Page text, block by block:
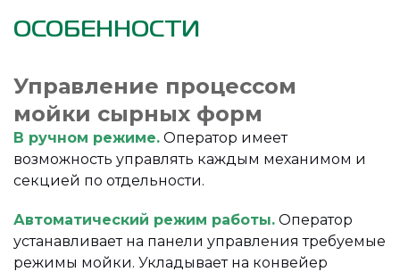
ОСОБЕННОСТИ
Управление процессом
мойки сырных форм
В ручном режиме. Оператор имеет
возможность управлять каждым механимом и
секцией по отдельности.
Автоматический режим работы. Оператор
устанавливает на панели управления требуемые
режимы мойки. Укладывает на конвейер